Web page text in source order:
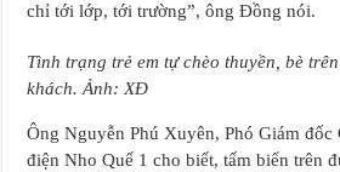
chỉ tới lớp, tới trường”, ông Đồng nói.
Tình trạng trẻ em tự chèo thuyền, bè
khách. Ảnh: XĐ
Ông Nguyễn Phú Xuyên, Phó Giám
điện Nho Quế 1 cho biết, tấm biển trên